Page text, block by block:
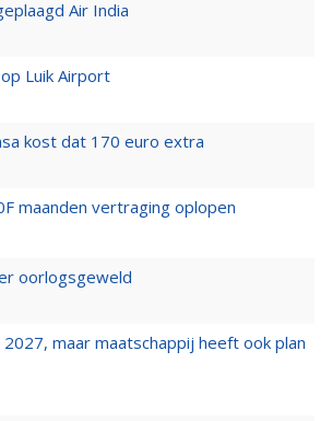
Air India
Luik Airport
kost dat 170 euro extra
maanden vertraging oplopen
oorlogsgeweld
maar maatschappij heeft ook plan